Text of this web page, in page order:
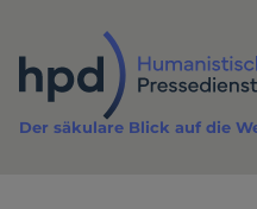
Inhalt
Der säkulare Blick auf die